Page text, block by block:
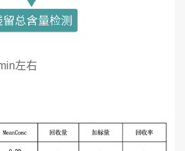
左右